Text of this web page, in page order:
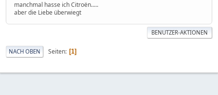
manchmal hasse ich Citroën.....
aber die Liebe überwiegt
BENUTZER-AKTIONEN
NACH OBEN Seiten 1